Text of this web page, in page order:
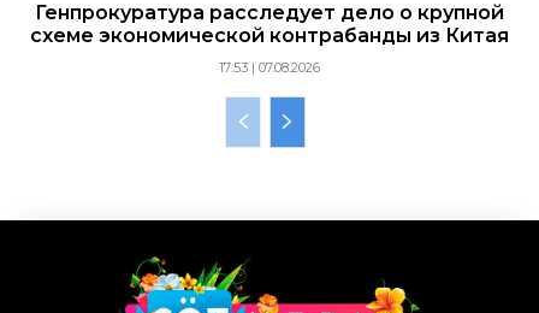
Генпрокуратура расследует дело о крупной
схеме экономической контрабанды из Китая
17:53 | 07.08.2026